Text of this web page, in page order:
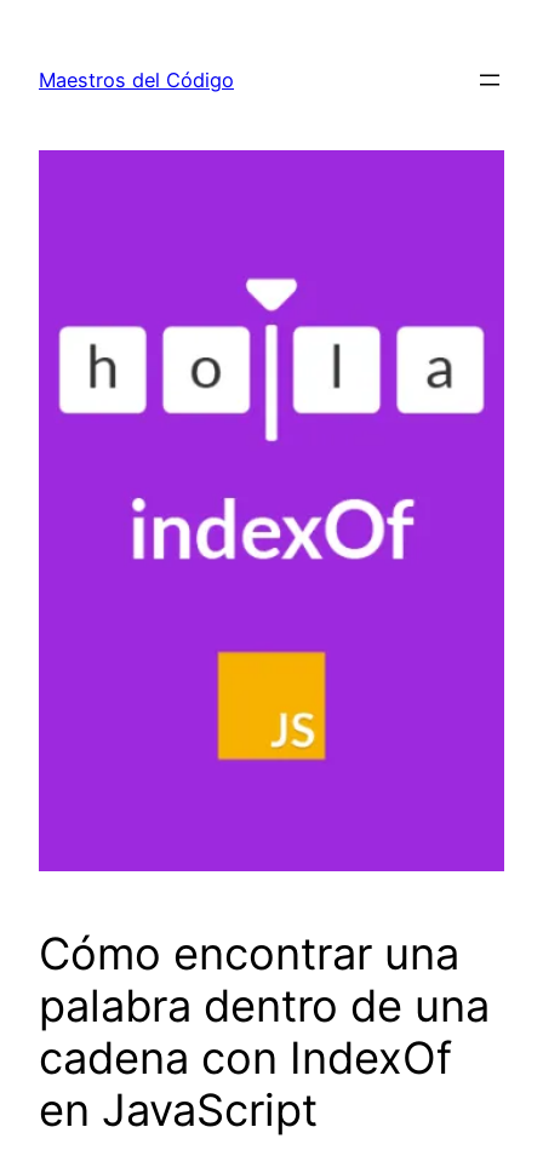
contenido
Maestros del Código
Cómo encontrar una
palabra dentro de una
cadena con IndexOf
en JavaScript